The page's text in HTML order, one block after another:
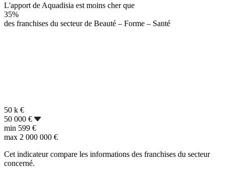
L'apport de Aquadisia est moins cher que
35%
des franchises du secteur de Beauté – Forme – Santé
50 k €
50 000 €
min 599 €
max 2 000 000 €
Cet indicateur compare les informations des franchises du secteur
concerné.